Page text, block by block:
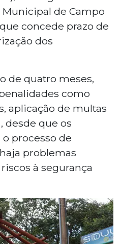
de Campo
concede prazo de
dos
de quatro meses,
como
aplicação de multas
desde que os
processo de
problemas
à segurança